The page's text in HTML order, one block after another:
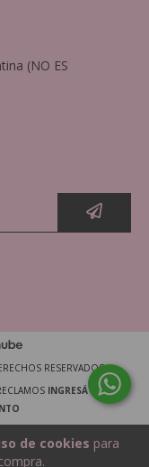
de cookies para
(NO ES
RESERVADOS.
INGRESÁ ACÁ.